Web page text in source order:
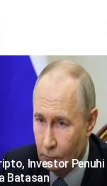
Investor
Batasan